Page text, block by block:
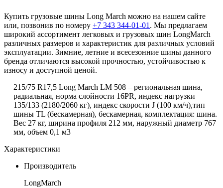
Купить грузовые шины Long March можно на нашем сайте
или, позвонив по номеру +7 343 344-01-01 . Мы предлагаем
широкий ассортимент легковых и грузовых шин LongMarch
различных размеров и характеристик для различных условий
эксплуатации. Зимние, летние и всесезонние шины данного
бренда отличаются высокой прочностью, устойчивостью к
износу и доступной ценой.
215/75 R17,5 Long March LM 508 – региональная шина,
радиальная, норма слойности 16PR, индекс нагрузки
135/133 (2180/2060 кг), индекс скорости J(100 км/ч),тип
шины TL (бескамерная), бескамерная, комплектация: шина.
Вес 27 кг, ширина профиля 212 мм, наружный диаметр 767
мм, объем 0,1 м3
Характеристики
Производитель
LongMarch